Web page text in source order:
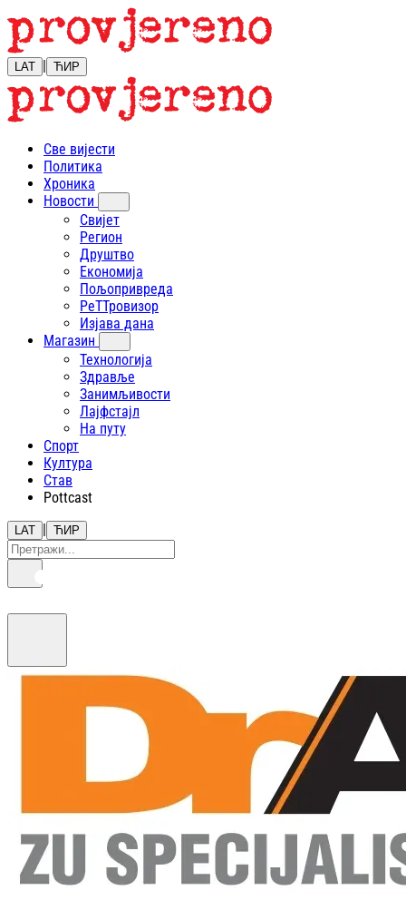
LAT | ЋИР
Све вијести
Политика
Хроника
Новости
Свијет
Регион
Друштво
Економија
Пољопривреда
РеТТровизор
Изјава дана
Магазин
Технологија
Здравље
Занимљивости
Лајфстajл
На путу
Спорт
Култура
Став
Pottcast
LAT | ЋИР